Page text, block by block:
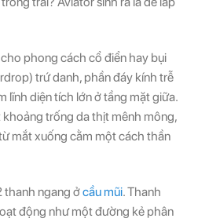
phong cách cổ điển hay bụi
trứ danh, phần đáy kính trễ
lĩnh diện tích lớn ở tầng mặt giữa.
trống da thịt mênh mông,
mắt xuống cằm một cách thần
thanh ngang ởcầu mũi. Thanh
động như một đường kẻ phân